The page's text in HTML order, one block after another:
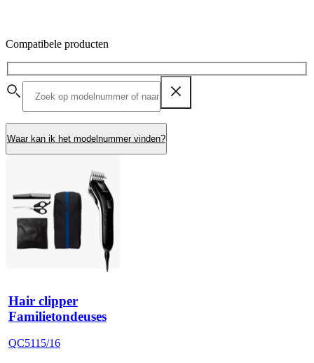
Compatibele producten
Waar kan ik het modelnummer vinden?
Hair clipper
Familietondeuses
QC5115/16